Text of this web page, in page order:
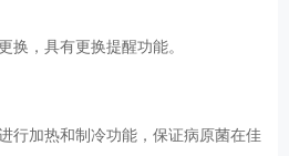
换，具有更换提醒功能。
行加热和制冷功能，保证病原菌在佳